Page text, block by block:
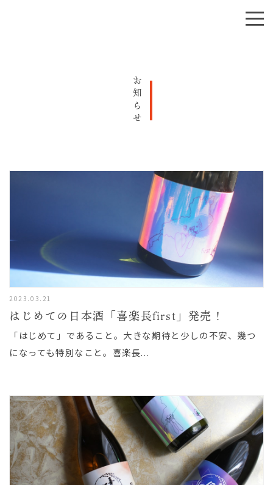
会社概要
お知らせ
商品紹介
お問い合わせ
English/日本語
お知らせ
2023.03.21
はじめての日本酒「喜楽長first」発売！
「はじめて」であること。大きな期待と少しの不安、幾つ
になっても特別なこと。喜楽長...